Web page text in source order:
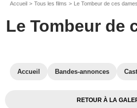
Accueil Tous les films Le Tombeur de ces dames
Le Tombeur de
Accueil Bandes-annonces
RETOUR À LA